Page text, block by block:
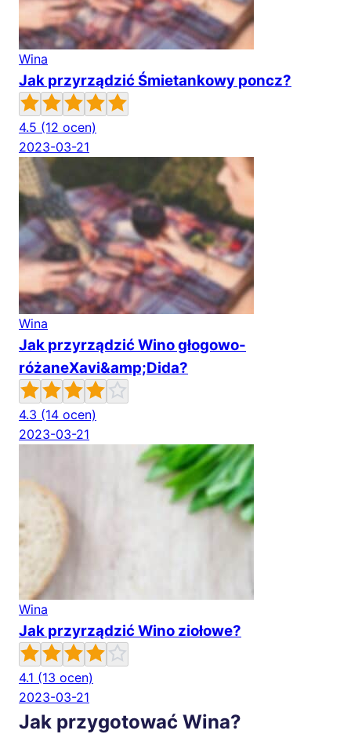
Wina
Jak przyrządzić Śmietankowy poncz?
4.5 (12 ocen)
2023-03-21
Wina
Jak przyrządzić Wino głogowo-
różaneXavi&amp;Dida?
4.3 (14 ocen)
2023-03-21
Wina
Jak przyrządzić Wino ziołowe?
4.1 (13 ocen)
2023-03-21
Jak przygotować Wina?